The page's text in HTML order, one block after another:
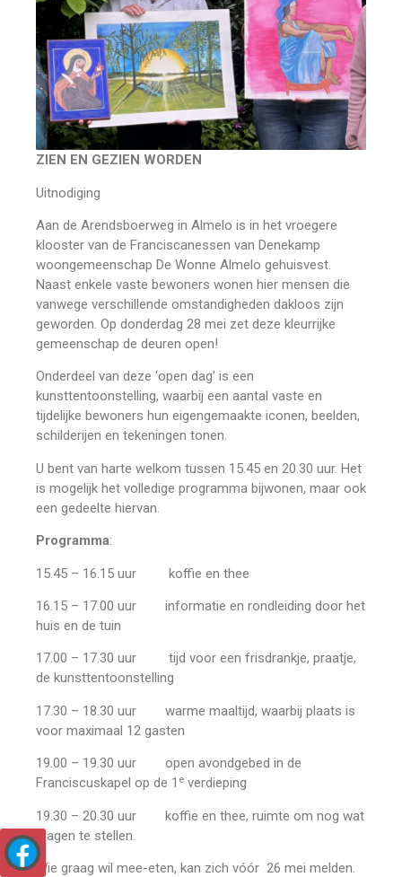
ZIEN EN GEZIEN WORDEN
Uitnodiging
Aan de Arendsboerweg in Almelo is in het vroegere
klooster van de Franciscanessen van Denekamp
woongemeenschap De Wonne Almelo gehuisvest.
Naast enkele vaste bewoners wonen hier mensen die
vanwege verschillende omstandigheden dakloos zijn
geworden. Op donderdag 28 mei zet deze kleurrijke
gemeenschap de deuren open!
Onderdeel van deze ‘open dag’ is een
kunsttentoonstelling, waarbij een aantal vaste en
tijdelijke bewoners hun eigengemaakte iconen, beelden,
schilderijen en tekeningen tonen.
U bent van harte welkom tussen 15.45 en 20.30 uur. Het
is mogelijk het volledige programma bijwonen, maar ook
een gedeelte hiervan.
Programma:
15.45 – 16.15 uur koffie en thee
16.15 – 17.00 uur informatie en rondleiding door het
huis en de tuin
17.00 – 17.30 uur tijd voor een frisdrankje, praatje,
de kunsttentoonstelling
17.30 – 18.30 uur warme maaltijd, waarbij plaats is
voor maximaal 12 gasten
19.00 – 19.30 uur open avondgebed in de
Franciscuskapel op de 1 e verdieping
19.30 – 20.30 uur koffie en thee, ruimte om nog wat
vragen te stellen.
Wie graag wil mee-eten, kan zich vóór 26 mei melden.